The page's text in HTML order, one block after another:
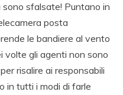
sfalsate! Puntano in
posta
le bandiere al vento
volte gli agenti non sono
risalire ai responsabili
in tutti i modi di farle